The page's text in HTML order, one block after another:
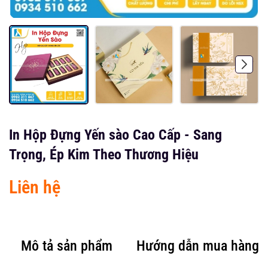
In Hộp Đựng Yến sào Cao Cấp - Sang
Trọng, Ép Kim Theo Thương Hiệu
Liên hệ
Mô tả sản phẩm Hướng dẫn mua hàng